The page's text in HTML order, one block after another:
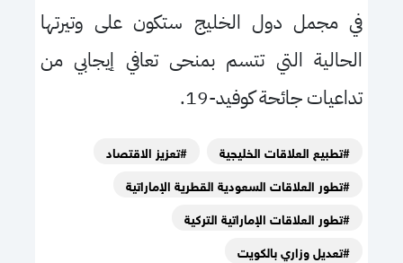
في مجمل دول الخليج ستكون على وتيرتها
الحالية التي تتسم بمنحى تعافي إيجابي من
تداعيات جائحة كوفيد-19.
#تطبيع العلاقات الخليجية
#تعزيز الاقتصاد
#تطور العلاقات السعودية القطرية الإماراتية
#تطور العلاقات الإماراتية التركية
#تعديل وزاري بالكويت